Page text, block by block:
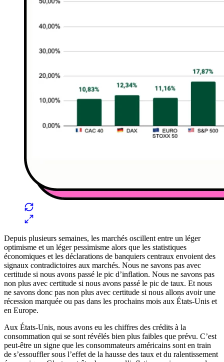
Depuis plusieurs semaines, les marchés oscillent entre un léger
optimisme et un léger pessimisme alors que les statistiques
économiques et les déclarations de banquiers centraux envoient des
signaux contradictoires aux marchés. Nous ne savons pas avec
certitude si nous avons passé le pic d’inflation. Nous ne savons pas
non plus avec certitude si nous avons passé le pic de taux. Et nous
ne savons donc pas non plus avec certitude si nous allons avoir une
récession marquée ou pas dans les prochains mois aux États-Unis et
en Europe.
Aux États-Unis, nous avons eu les chiffres des crédits à la
consommation qui se sont révélés bien plus faibles que prévu. C’est
peut-être un signe que les consommateurs américains sont en train
de s’essouffler sous l’effet de la hausse des taux et du ralentissement